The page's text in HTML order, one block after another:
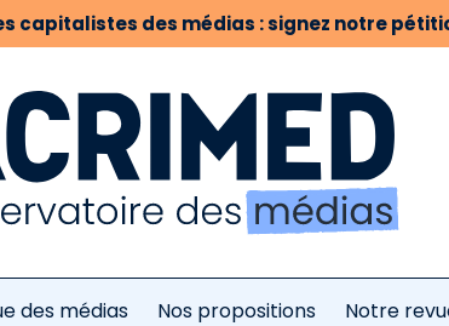
capitalistes des médias : signez notre
des médias Nos propositions Notre